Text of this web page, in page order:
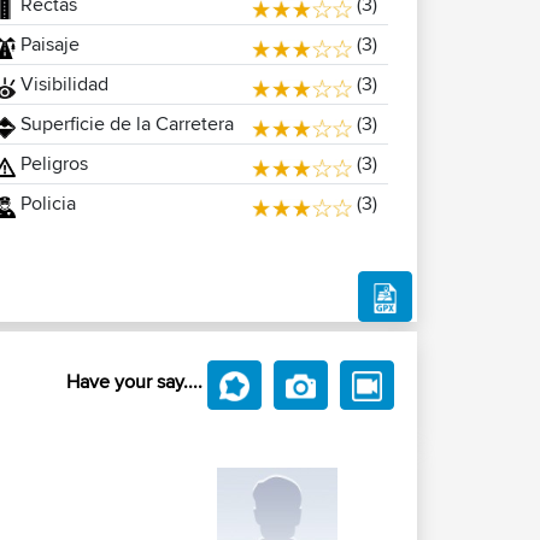
Paisaje
(3)
Visibilidad
(3)
Superficie de la Carretera
(3)
Peligros
(3)
Policia
(3)
Have your say....